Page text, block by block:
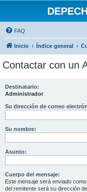
FAQ
Inicio Índice general
Contactar con un
Destinatario:
Administrador
Su dirección de correo
Su nombre:
Asunto:
Cuerpo del mensaje:
Este mensaje será enviado
del remitente será su dirección de